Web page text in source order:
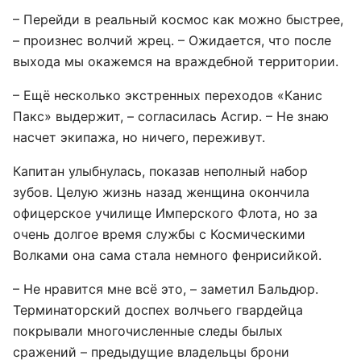
– Перейди в реальный космос как можно быстрее,
– произнес волчий жрец. – Ожидается, что после
выхода мы окажемся на враждебной территории.
– Ещё несколько экстренных переходов «Канис
Пакс» выдержит, – согласилась Асгир. – Не знаю
насчет экипажа, но ничего, переживут.
Капитан улыбнулась, показав неполный набор
зубов. Целую жизнь назад женщина окончила
офицерское училище Имперского Флота, но за
очень долгое время службы с Космическими
Волками она сама стала немного фенрисийкой.
– Не нравится мне всё это, – заметил Бальдюр.
Терминаторский доспех волчьего гвардейца
покрывали многочисленные следы былых
сражений – предыдущие владельцы брони